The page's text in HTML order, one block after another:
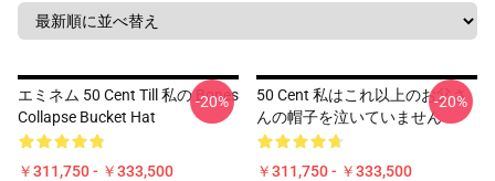
エミネム 50 Cent Till 私の Bones
Collapse Bucket Hat
￥311,750 - ￥333,500
-20%
50 Cent 私はこれ以上のお父さ
んの帽子を泣いていません
￥311,750 - ￥333,500
-20%